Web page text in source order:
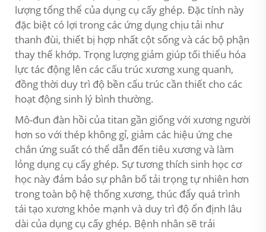
lượng tổng thể của dụng cụ cấy ghép. Đặc tính này
đặc biệt có lợi trong các ứng dụng chịu tải như
thanh đùi, thiết bị hợp nhất cột sống và các bộ phận
thay thế khớp. Trọng lượng giảm giúp tối thiểu hóa
lực tác động lên các cấu trúc xương xung quanh,
đồng thời duy trì độ bền cấu trúc cần thiết cho các
hoạt động sinh lý bình thường.
Mô-đun đàn hồi của titan gần giống với xương người
hơn so với thép không gỉ, giảm các hiệu ứng che
chắn ứng suất có thể dẫn đến tiêu xương và làm
lỏng dụng cụ cấy ghép. Sự tương thích sinh học cơ
học này đảm bảo sự phân bố tải trọng tự nhiên hơn
trong toàn bộ hệ thống xương, thúc đẩy quá trình
tái tạo xương khỏe mạnh và duy trì độ ổn định lâu
dài của dụng cụ cấy ghép. Bệnh nhân sẽ trải